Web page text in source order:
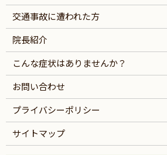
交通事故に遭われた方
院長紹介
こんな症状はありませんか？
お問い合わせ
プライバシーポリシー
サイトマップ